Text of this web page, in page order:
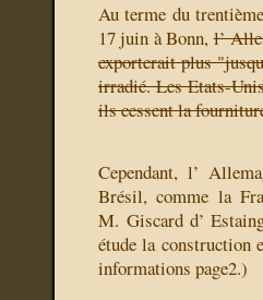
Au terme du
17 juin à Bonn,l’
exporterait plus
irradié. Les Etats-
ils cessent la
Cependant, l’
Brésil, comme la
M. Giscard d’
étude la construction
informations page2.)